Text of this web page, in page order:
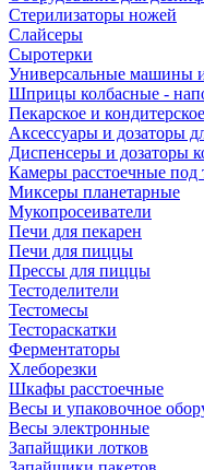
Стерилизаторы ножей
Слайсеры
Сыротерки
Универсальные машины
Шприцы колбасные -
Пекарское и
Аксессуары и дозаторы
Диспенсеры и дозаторы
Камеры расстоечные под
Миксеры планетарные
Мукопросеиватели
Печи для пекарен
Печи для пиццы
Прессы для пиццы
Тестоделители
Тестомесы
Тестораскатки
Ферментаторы
Хлеборезки
Шкафы расстоечные
Весы и упаковочное
Весы электронные
Запайщики лотков